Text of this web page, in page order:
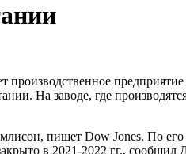
производственное
На заводе, где
пишет Dow Jones. По его
в 2021-2022 гг.,